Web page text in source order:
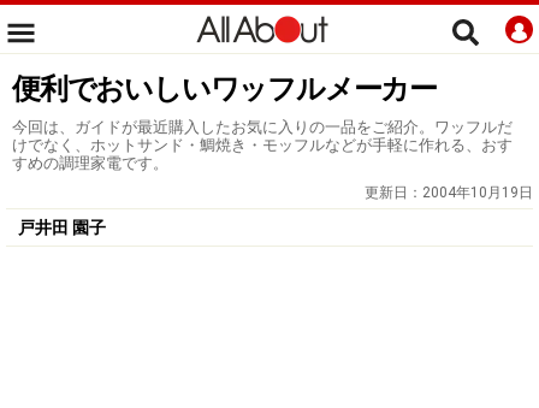
便利でおいしいワッフルメーカー
今回は、ガイドが最近購入したお気に入りの一品をご紹介。ワッフルだ
けでなく、ホットサンド・鯛焼き・モッフルなどが手軽に作れる、おす
すめの調理家電です。
更新日： 2004年10月19日
戸井田 園子